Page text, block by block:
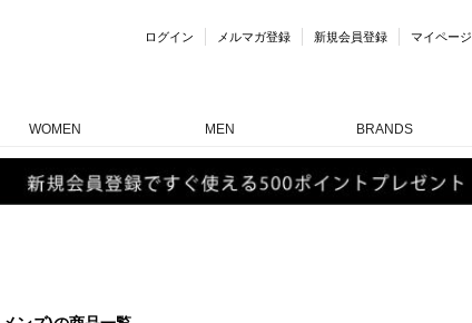
ログイン メルマガ登録 新規会員登録 マイページ
WOMEN MEN BRANDS